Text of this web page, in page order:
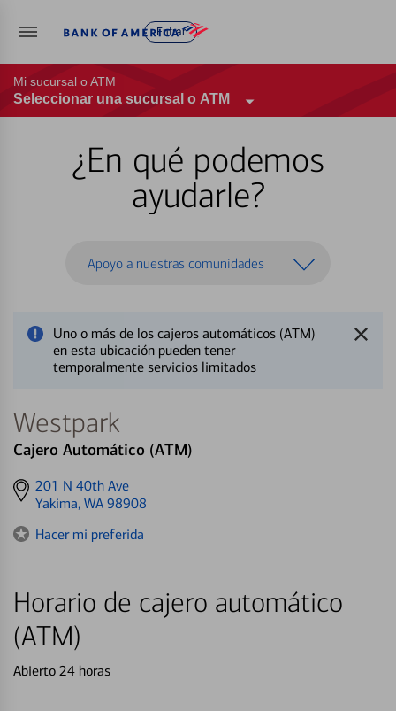
Entrar
Mi sucursal o ATM
Seleccionar una sucursal o ATM
¿En qué podemos
ayudarle?
Apoyo a nuestras comunidades
Uno o más de los cajeros automáticos (ATM)
en esta ubicación pueden tener
temporalmente servicios limitados
Westpark
Cajero Automático (ATM)
Get
directions
201 N 40th Ave
Yakima, WA 98908
Hacer mi preferida
Horario de cajero automático
(ATM)
Abierto 24 horas